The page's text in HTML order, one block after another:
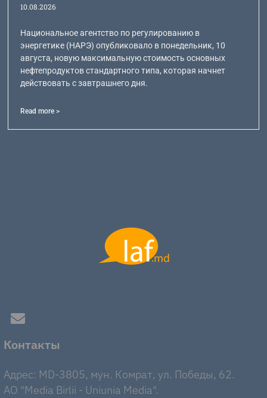
10.08.2026
Национальное агентство по регулированию в
энергетике (НАРЭ) опубликовало в понедельник, 10
августа, новую максимальную стоимость основных
нефтепродуктов стандартного типа, которая начнет
действовать с завтрашнего дня.
Read more >
Контакты
Адрес: MD-3805, мун. Комрат, ул. Победы, 62.
AO "Media Birlii - Uniunia Media".